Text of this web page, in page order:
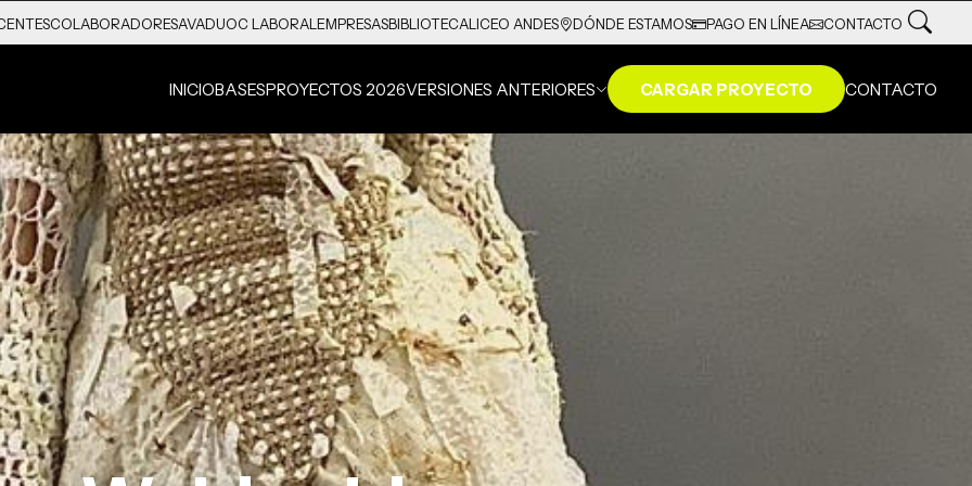
COLABORADORESAVADUOC LABORAL EMPRESASBIBLIOTECALICEO ANDES DÓNDE ESTAMOS PAGO EN LÍNEA CONTACTO
INICIOBASESPROYECTOS 2026VERSIONES ANTERIORES CARGAR PROYECTO CONTACTO